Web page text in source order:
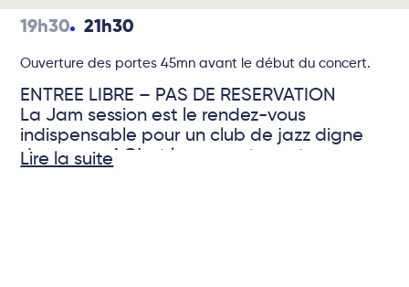
19h30 21h30
Ouverture des portes 45mn avant le début du concert.
ENTREE LIBRE – PAS DE RESERVATION
La Jam session est le rendez-vous
indispensable pour un club de jazz digne
de ce nom ! C’est la rencontre entre
Lire la suite